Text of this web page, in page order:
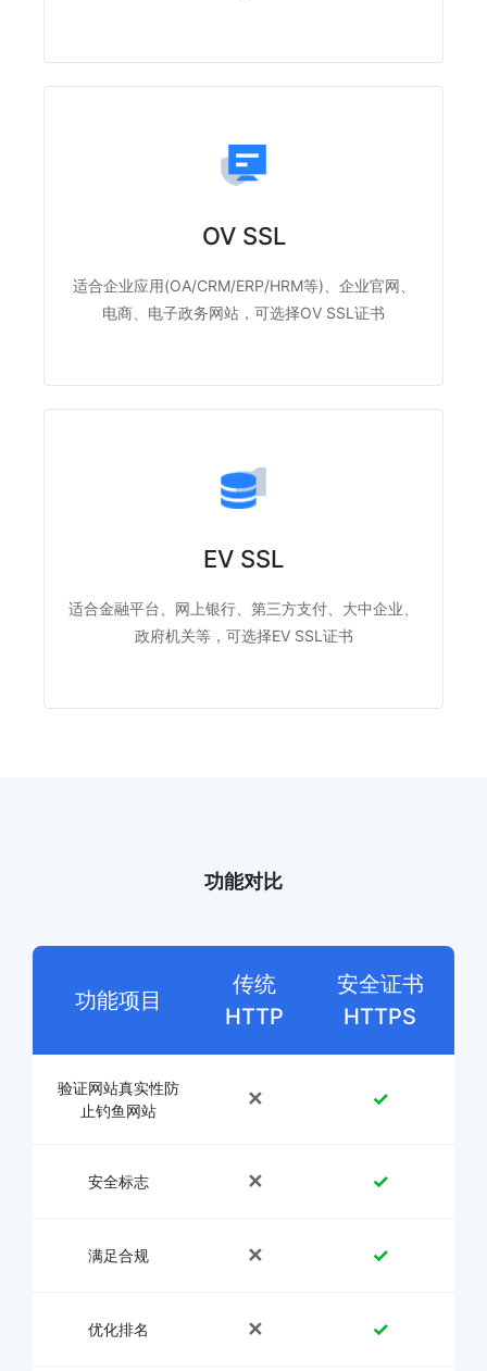
OV SSL
适合企业应用(OA/CRM/ERP/HRM等)、企业官网、
电商、电子政务网站，可选择OV SSL证书
EV SSL
适合金融平台、网上银行、第三方支付、大中企业、
政府机关等，可选择EV SSL证书
功能对比
功能项目
传统
HTTP
安全证书
HTTPS
验证网站真实性防
止钓鱼网站
✕ ✓
安全标志 ✕ ✓
满足合规 ✕ ✓
优化排名 ✕ ✓